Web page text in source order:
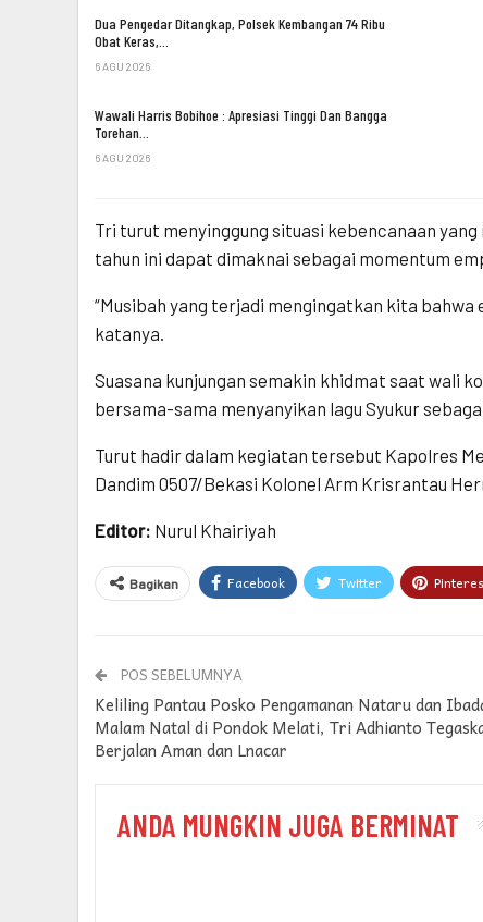
Dua Pengedar Ditangkap, Polsek Kembangan 74 Ribu
Obat Keras,…
6 AGU 2026
Wawali Harris Bobihoe : Apresiasi Tinggi Dan Bangga
Torehan…
6 AGU 2026
Tri turut menyinggung situasi kebencanaan
tahun ini dapat dimaknai sebagai momentum
“Musibah yang terjadi mengingatkan kita
katanya.
Suasana kunjungan semakin khidmat saat wali
bersama-sama menyanyikan lagu Syukur
Turut hadir dalam kegiatan tersebut Kapolres
Dandim 0507/Bekasi Kolonel Arm Krisrantau
Editor: Nurul Khairiyah
Bagikan Facebook Twitter
POS SEBELUMNYA
Keliling Pantau Posko Pengamanan Nataru dan
Malam Natal di Pondok Melati, Tri Adhianto
Berjalan Aman dan Lnacar
ANDA MUNGKIN JUGA BERMINAT